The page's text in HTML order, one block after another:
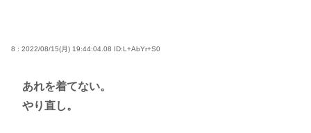
8 : 2022/08/15(月) 19:44:04.08 ID:L+AbYr+S0
あれを着てない。
やり直し。